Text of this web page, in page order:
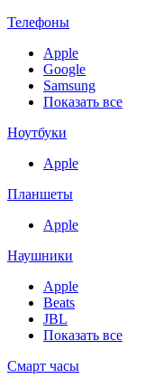
Телефоны
Apple
Google
Samsung
Показать все
Ноутбуки
Apple
Планшеты
Apple
Наушники
Apple
Beats
JBL
Показать все
Смарт часы